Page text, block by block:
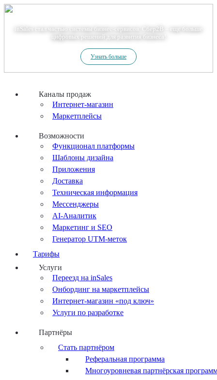
inSales стал частью системы бизнес-сервисов. Сбер2В – еще больше
цифровых решений для развития бизнеса!
Узнать больше
Каналы продаж
Интернет-магазин
Маркетплейсы
Возможности
Функционал платформы
Шаблоны дизайна
Приложения
Доставка
Техническая информация
Мессенджеры
AI-Аналитик
Маркетинг и SEO
Генератор UTM-меток
Тарифы
Услуги
Переезд на inSales
Онбординг на маркетплейсы
Интернет-магазин «под ключ»
Услуги по разработке
Партнёры
Стать партнёром
Реферальная программа
Многоуровневая партнёрская